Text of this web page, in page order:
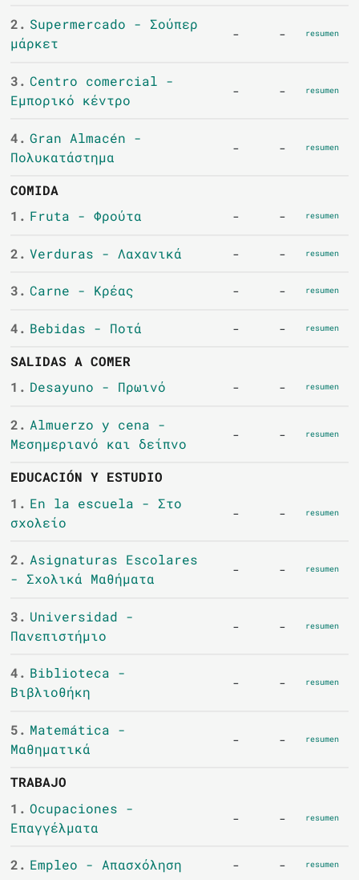
2. Supermercado - Σούπερ
μάρκετ
- - resumen
3. Centro comercial -
Εμπορικό κέντρο
- - resumen
4. Gran Almacén -
Πολυκατάστημα
- - resumen
COMIDA
1. Fruta - Φρούτα - - resumen
2. Verduras - Λαχανικά - - resumen
3. Carne - Κρέας - - resumen
4. Bebidas - Ποτά - - resumen
SALIDAS A COMER
1. Desayuno - Πρωινό - - resumen
2. Almuerzo y cena -
Μεσημεριανό και δείπνο
- - resumen
EDUCACIÓN Y ESTUDIO
1. En la escuela - Στο
σχολείο
- - resumen
2. Asignaturas Escolares
- Σχολικά Μαθήματα
- - resumen
3. Universidad -
Πανεπιστήμιο
- - resumen
4. Biblioteca -
Βιβλιοθήκη
- - resumen
5. Matemática -
Μαθηματικά
- - resumen
TRABAJO
1. Ocupaciones -
Επαγγέλματα
- - resumen
2. Empleo - Απασχόληση - - resumen